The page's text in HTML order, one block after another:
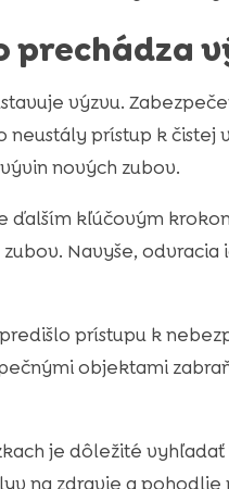
prechádza
výzvu.
neustály prístup k
nových zubov.
ďalším kľúčovým
Navyše, odvracia
prístupu k
objektami
je dôležité
na zdravie a